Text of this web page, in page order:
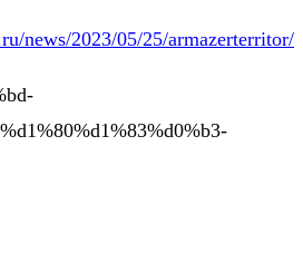
news/2023/05/25/armazerterritor/